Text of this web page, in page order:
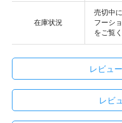
在庫状況
売切中
フーシ
をご覧
レビュ
レビ